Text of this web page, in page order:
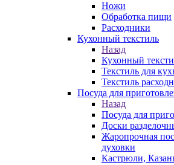
Ножи
Обработка пищи
Расходники
Кухонный текстиль
Назад
Кухонный
Текстиль для
Текстиль
Посуда для
Назад
Посуда для
Доски
Жаропрочная
духовки
Кастрюли,